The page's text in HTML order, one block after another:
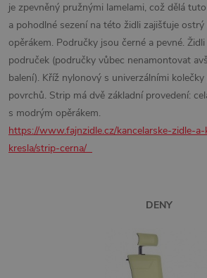
je zpevněný pružnými lamelami, což dělá
a pohodlné sezení na této židli zajišťuje
opěrákem. Područky jsou černé a pevné.
područek (područky vůbec nenamontovat
balení). Kříž nylonový s univerzálními
povrchů. Strip má dvě základní provedení:
s modrým opěrákem.
https://www.fajnzidle.cz/kancelarske-zidle-a-
kresla/strip-cerna/
DENY